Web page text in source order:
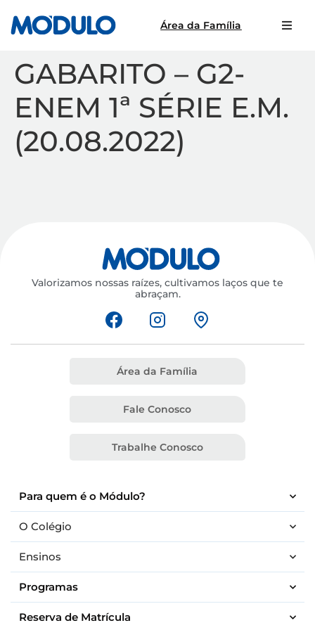
Área da Família
GABARITO – G2-
ENEM 1ª SÉRIE E.M.
(20.08.2022)
Valorizamos nossas raízes, cultivamos laços que te
abraçam.
Para quem é o Módulo?
O Colégio
Ensinos
Programas
Reserva de Matrícula
Área da Família
Fale Conosco
Trabalhe Conosco